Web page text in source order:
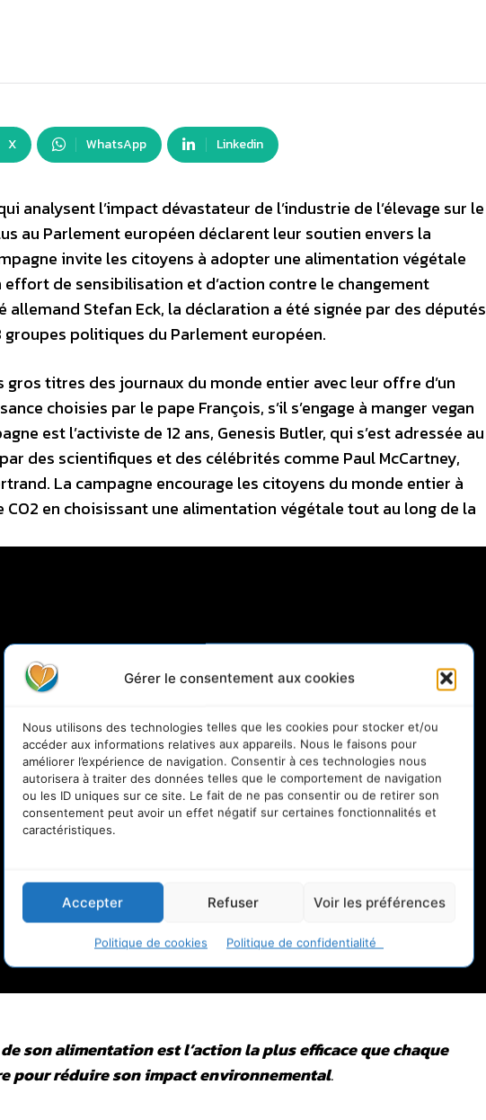
Gérer le consentement aux cookies
Nous utilisons des technologies telles que les cookies pour stocker et/ou
accéder aux informations relatives aux appareils. Nous le faisons pour
améliorer l’expérience de navigation. Consentir à ces technologies nous
autorisera à traiter des données telles que le comportement de navigation
ou les ID uniques sur ce site. Le fait de ne pas consentir ou de retirer son
consentement peut avoir un effet négatif sur certaines fonctionnalités et
caractéristiques.
Accepter Refuser Voir les préférences
Politique de cookies Politique de confidentialité
X WhatsApp Linkedin
analysent l’impact dévastateur de l’industrie de l’élevage sur le
au Parlement européen déclarent leur soutien envers la
invite les citoyens à adopter une alimentation végétale
de sensibilisation et d’action contre le changement
Stefan Eck, la déclaration a été signée par des députés
groupes politiques du Parlement européen.
titres des journaux du monde entier avec leur offre d’un
choisies par le pape François, s’il s’engage à manger vegan
est l’activiste de 12 ans, Genesis Butler, qui s’est adressée au
des scientifiques et des célébrités comme Paul McCartney,
La campagne encourage les citoyens du monde entier à
CO2 en choisissant une alimentation végétale tout au long de la
son alimentation est l’action la plus efficace que chaque
pour réduire son impact environnemental.